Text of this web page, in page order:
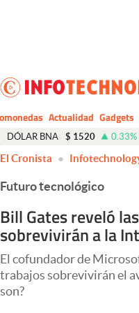
Dólar
Economía y Política
Finanzas y Mercados
Mercados Online
Negocios
Columnistas
Actualidad Gadgets
DÓLAR BNA $ 1520 0.33%
El Cronista
Futuro tecnológico
Bill Gates reveló
sobrevivirán a la
El cofundador de
trabajos sobrevivirán el
son?